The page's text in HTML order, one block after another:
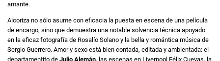
amante.
Alcoriza no sólo asume con eficacia la puesta en escena de una película
de encargo, sino que demuestra una notable solvencia técnica apoyado
en la eficaz fotografía de Rosalío Solano y la bella y romántica música de
Sergio Guerrero. Amor y sexo está bien contada, editada y ambientada: el
departamentito de Julio Alemán, las escenas en Liverpool Félix Cuevas, la